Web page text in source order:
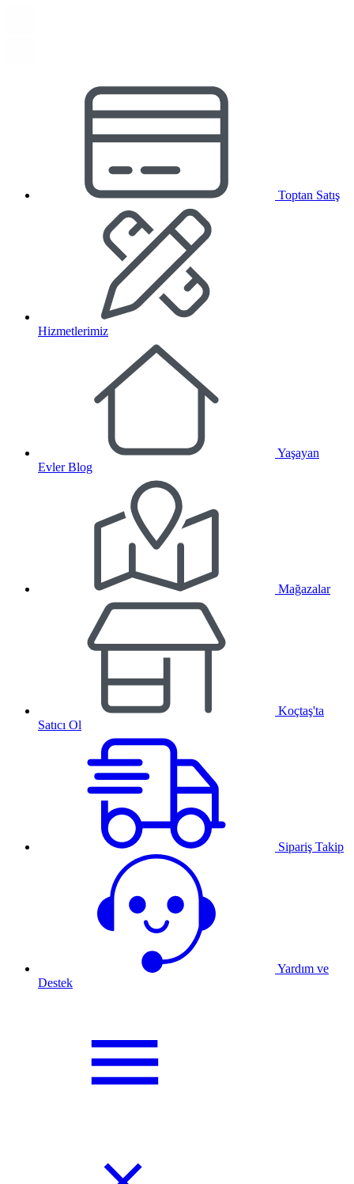
Toptan Satış
Hizmetlerimiz
Yaşayan
Evler Blog
Mağazalar
Koçtaş'ta
Satıcı Ol
Sipariş Takip
Yardım ve
Destek